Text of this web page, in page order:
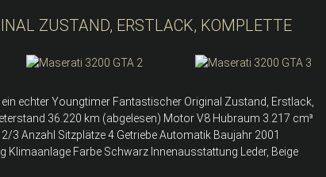
ZUSTAND, ERSTLACK, KOMPLETTE
echter Youngtimer Fantastischer Original Zustand, Erstlack,
36.220 km (abgelesen) Motor V8 Hubraum 3.217 cm³
3 Anzahl Sitzplätze 4 Getriebe Automatik Baujahr 2001
Farbe Schwarz Innenausstattung Leder, Beige